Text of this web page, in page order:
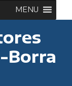
MENU
Borra